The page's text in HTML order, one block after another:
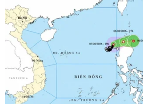
Malaysia ra mắt trung tâm trải
nghiệm sầu riêng đầu tiên tại
04/07/2026 15:28
Trà Việt Nam tạo dấu ấn tại triển